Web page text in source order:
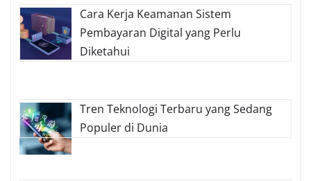
Cara Kerja Keamanan Sistem
Pembayaran Digital yang Perlu
Diketahui
Tren Teknologi Terbaru yang Sedang
Populer di Dunia